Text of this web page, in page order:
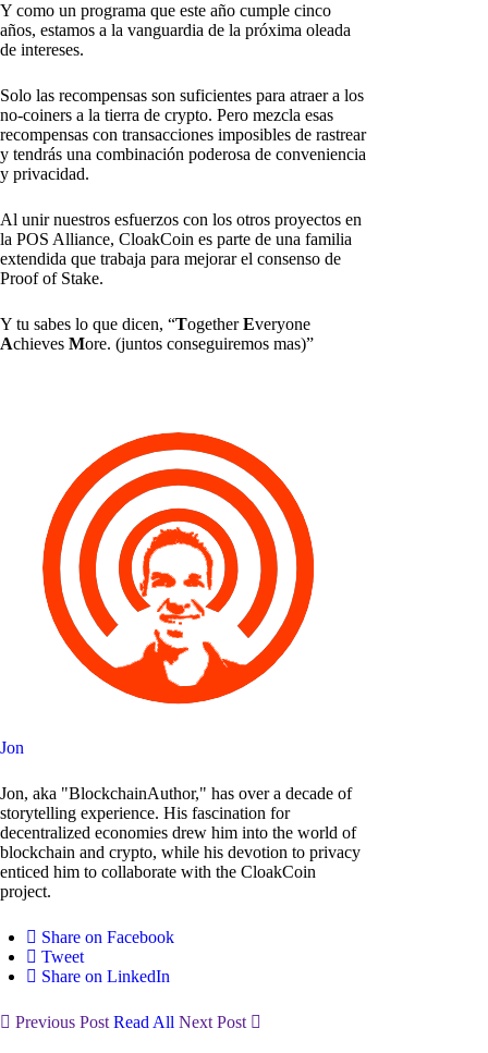
Y como un programa que este año cumple cinco
años, estamos a la vanguardia de la próxima oleada
de intereses.
Solo las recompensas son suficientes para atraer a los
no-coiners a la tierra de crypto. Pero mezcla esas
recompensas con transacciones imposibles de rastrear
y tendrás una combinación poderosa de conveniencia
y privacidad.
Al unir nuestros esfuerzos con los otros proyectos en
la POS Alliance, CloakCoin es parte de una familia
extendida que trabaja para mejorar el consenso de
Proof of Stake.
Y tu sabes lo que dicen, “TogetherEveryone
Achieves More. (juntos conseguiremos mas)”
Jon
Jon, aka "BlockchainAuthor," has over a decade of
storytelling experience. His fascination for
decentralized economies drew him into the world of
blockchain and crypto, while his devotion to privacy
enticed him to collaborate with the CloakCoin
project.
Share on Facebook
Tweet
Share on LinkedIn
Previous Post Read All Next Post